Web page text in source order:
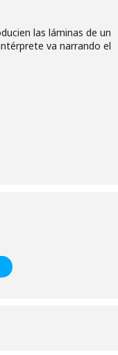
las láminas de un
va narrando el